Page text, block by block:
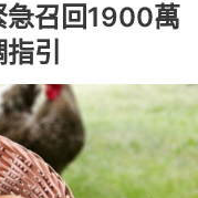
急召回1900萬
引